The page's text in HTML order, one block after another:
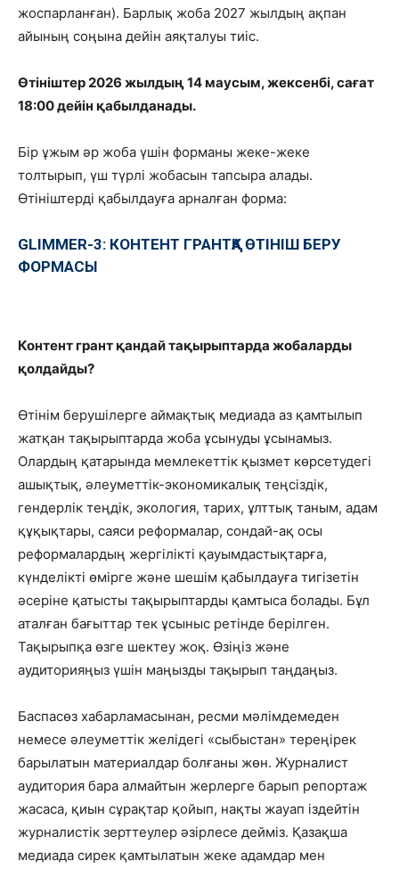
жоспарланған). Барлық жоба 2027 жылдың ақпан
айының соңына дейін аяқталуы тиіс.
Өтініштер 2026 жылдың 14маусым,жексенбі, сағат
18:00 дейін қабылданады.
Бір ұжым әр жоба үшін форманы жеке-жеке
толтырып, үш түрлі жобасын тапсыра алады.
Өтініштерді қабылдауға арналған форма:
GLIMMER-3: КОНТЕНТ ГРАНТҚА ӨТІНІШ БЕРУ
ФОРМАСЫ
Контент грант қандай тақырыптарда жобаларды
қолдайды?
Өтінім берушілерге аймақтық медиада аз қамтылып
жатқан тақырыптарда жоба ұсынуды ұсынамыз.
Олардың қатарында мемлекеттік қызмет көрсетудегі
ашықтық, әлеуметтік-экономикалық теңсіздік,
гендерлік теңдік, экология, тарих, ұлттық таным, адам
құқықтары, саяси реформалар, сондай-ақ осы
реформалардың жергілікті қауымдастықтарға,
күнделікті өмірге және шешім қабылдауға тигізетін
әсеріне қатысты тақырыптарды қамтыса болады. Бұл
аталған бағыттар тек ұсыныс ретінде берілген.
Тақырыпқа өзге шектеу жоқ. Өзіңіз және
аудиторияңыз үшін маңызды тақырып таңдаңыз.
Баспасөз хабарламасынан, ресми мәлімдемеден
немесе әлеуметтік желідегі «сыбыстан» тереңірек
барылатын материалдар болғаны жөн. Журналист
аудитория бара алмайтын жерлерге барып репортаж
жасаса, қиын сұрақтар қойып, нақты жауап іздейтін
журналистік зерттеулер әзірлесе дейміз. Қазақша
медиада сирек қамтылатын жеке адамдар мен